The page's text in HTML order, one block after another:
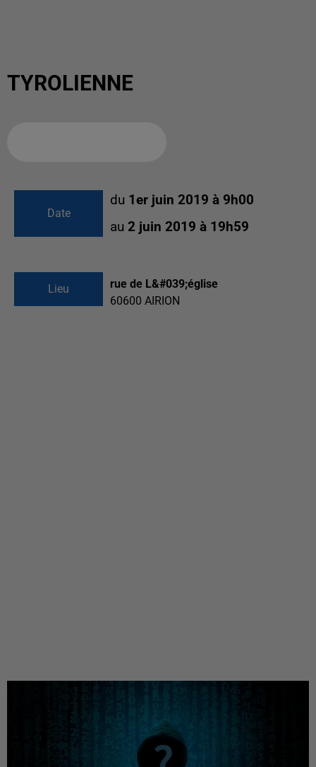
TYROLIENNE
Date
du 1er juin 2019 à 9h00
au 2 juin 2019 à 19h59
Lieu
rue de L&#039;église
60600 AIRION